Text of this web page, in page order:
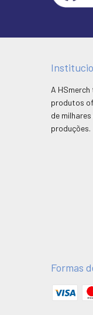
A
produtos
de
produções.
Formas